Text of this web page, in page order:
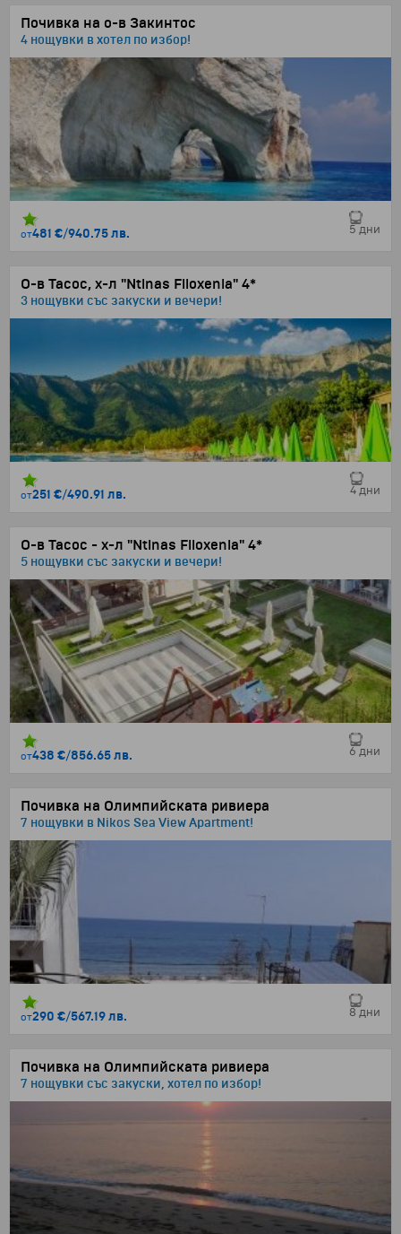
Почивка на о-в Закинтос
4 нощувки в хотел по избор!
от481 €/940.75 лв. 5 дни
О-в Тасос, х-л "Ntinas Filoxenia" 4*
3 нощувки със закуски и вечери!
от251 €/490.91 лв. 4 дни
О-в Тасос - х-л "Ntinas Filoxenia" 4*
5 нощувки със закуски и вечери!
от438 €/856.65 лв. 6 дни
Почивка на Олимпийската ривиера
7 нощувки в Nikos Sea View Apartment!
от290 €/567.19 лв. 8 дни
Почивка на Олимпийската ривиера
7 нощувки със закуски, хотел по избор!